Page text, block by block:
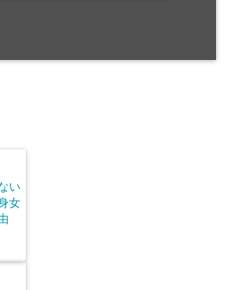
い
女